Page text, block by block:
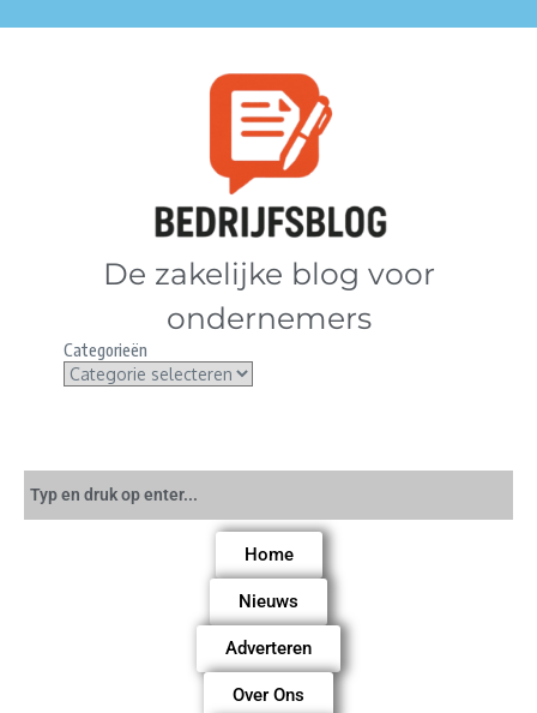
De zakelijke blog voor
ondernemers
Categorieën
Home
Nieuws
Adverteren
Over Ons